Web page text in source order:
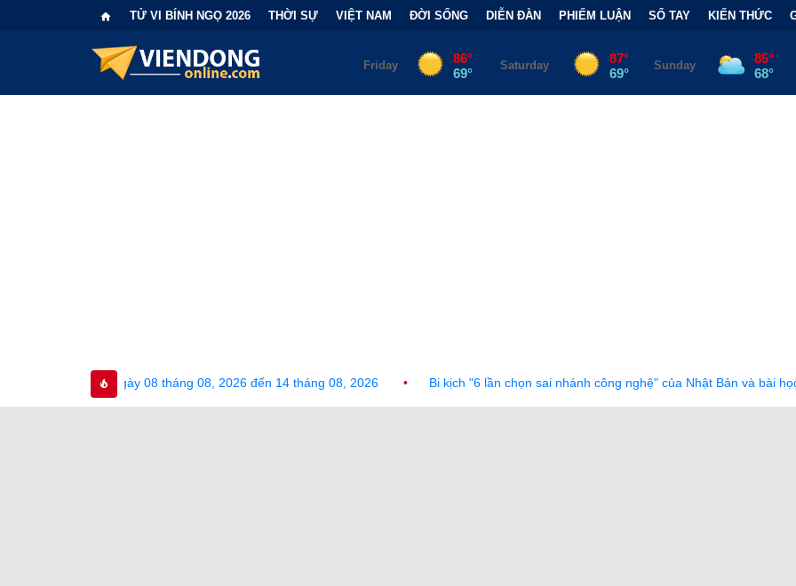
TỬ VI BÍNH NGỌ 2026 THỜI SỰ VIỆT NAM ĐỜI SỐNG DIỄN ĐÀN PHIẾM LUẬN SỔ TAY KIẾN THỨC
08 tháng 08, 2026 đến 14 tháng 08, 2026 • Bi kịch "6 lần chọn sai nhánh công nghệ" của Nhật Bản và bài học đắt giá •